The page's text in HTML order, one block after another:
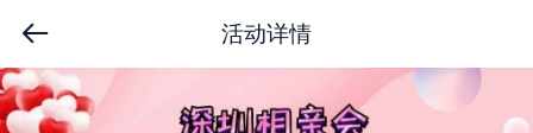
活动详情